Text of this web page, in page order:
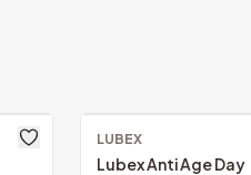
LUBEX
Lubex Anti Age Day